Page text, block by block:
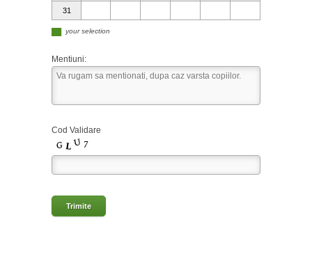
31
▄ your selection
Mentiuni:
Cod Validare